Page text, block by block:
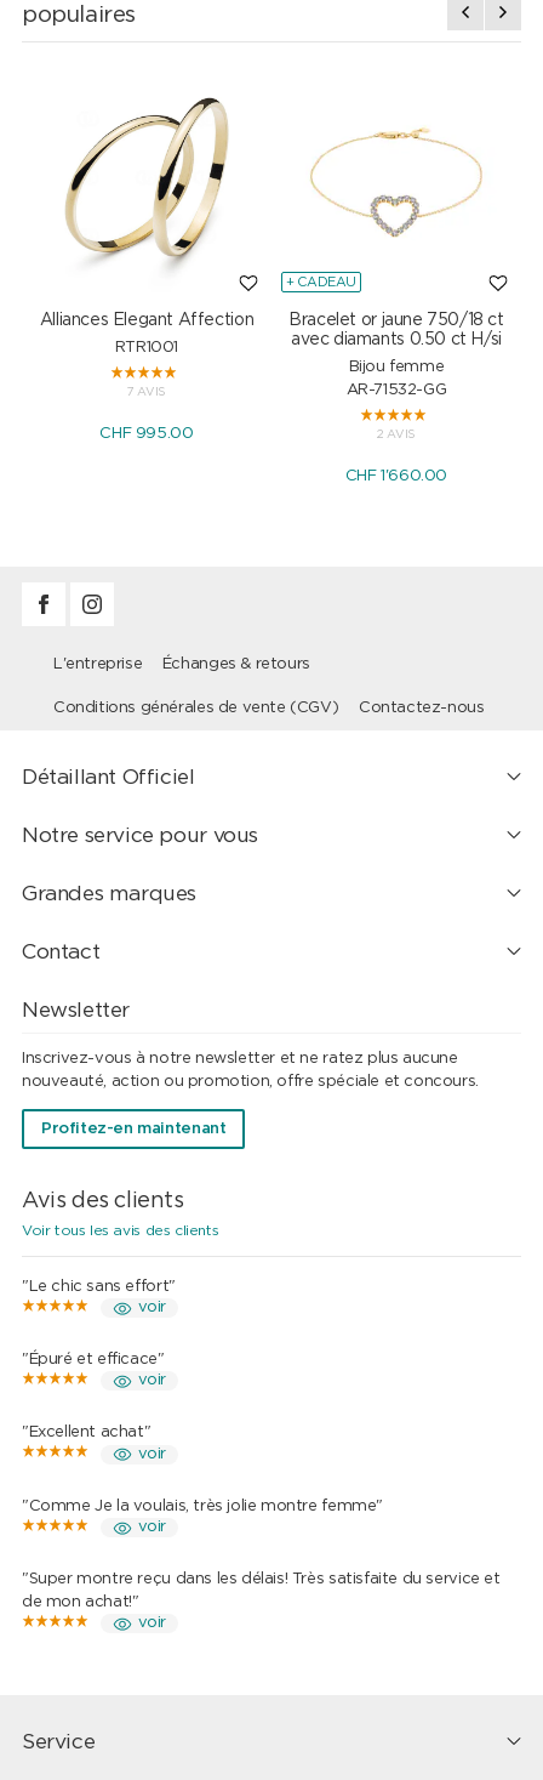
populaires
Alliances Elegant Affection
RTR1001
7 AVIS
CHF 995.00
+ CADEAU
Bracelet or jaune 750/18 ct
avec diamants 0.50 ct H/si
Bijou femme
AR-71532-GG
2 AVIS
CHF 1'660.00
L'entreprise Échanges & retours
Conditions générales de vente (CGV) Contactez-nous
Détaillant Officiel
Notre service pour vous
Grandes marques
Contact
Newsletter
Inscrivez-vous à notre newsletter et ne ratez plus aucune
nouveauté, action ou promotion, offre spéciale et concours.
Profitez-en maintenant
Avis des clients
Voir tous les avis des clients
"Le chic sans effort"
voir
"Épuré et efficace"
voir
"Excellent achat"
voir
"Comme Je la voulais, très jolie montre femme"
voir
"Super montre reçu dans les délais! Très satisfaite du service et
de mon achat!"
voir
Service